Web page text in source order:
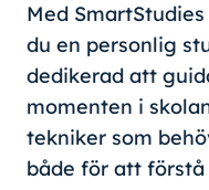
Med
du en personlig
dedikerad att
momenten i
tekniker som
både för att